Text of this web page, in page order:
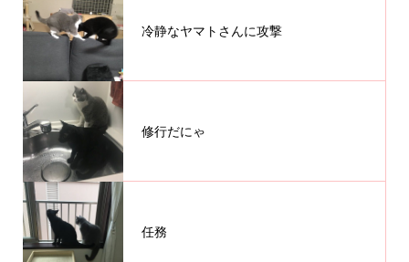
冷静なヤマトさんに攻撃
修行だにゃ
任務